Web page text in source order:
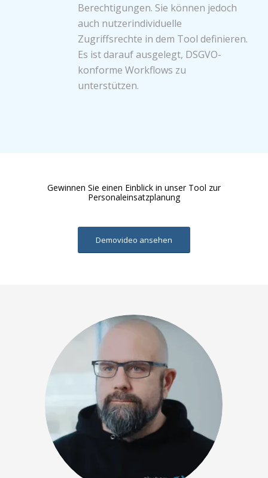
Berechtigungen. Sie können jedoch
auch nutzerindividuelle
Zugriffsrechte in dem Tool definieren.
Es ist darauf ausgelegt, DSGVO-
konforme Workflows zu
unterstützen.
Gewinnen Sie einen Einblick in unser Tool zur
Personaleinsatzplanung
Demovideo ansehen